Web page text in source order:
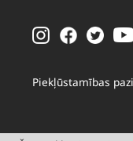
Piekļūstamības